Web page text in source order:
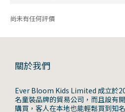
尚未有任何評價
關於我們
Ever Bloom Kids Limited 成立於
名童裝品牌的貿易公司，而且設有
購買，客人在本地也能輕鬆買到知